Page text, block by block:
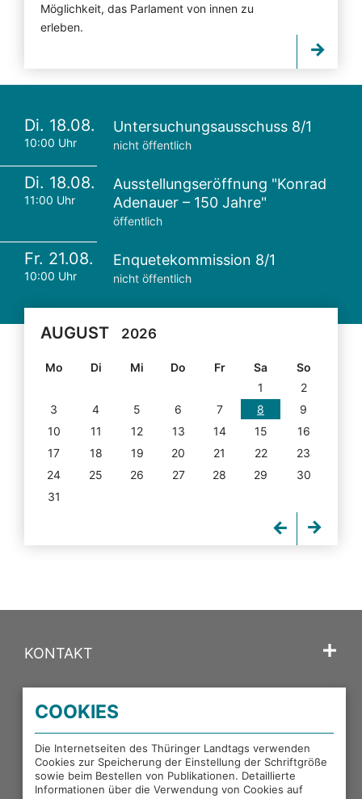
Möglichkeit, das Parlament von innen zu
erleben.
Di. 18.08.
10:00 Uhr
Untersuchungsausschuss 8/1
nicht öffentlich
Di. 18.08.
11:00 Uhr
Ausstellungseröffnung "Konrad
Adenauer – 150 Jahre"
öffentlich
Fr. 21.08.
10:00 Uhr
Enquetekommission 8/1
nicht öffentlich
AUGUST 2026
Mo Di Mi Do Fr Sa
So
1
2
3
4 5 6 7 8
9
10
11 12 13 14 15
16
17
18 19 20 21 22
23
24
25 26 27 28 29
30
31
KONTAKT
PORTALE DES THÜRINGER LANDTAGS
EXTERNE LINKS
COOKIES
Die Internetseiten des Thüringer Landtags verwenden
Cookies zur Speicherung der Einstellung der Schriftgröße
sowie beim Bestellen von Publikationen. Detaillierte
Informationen über die Verwendung von Cookies auf